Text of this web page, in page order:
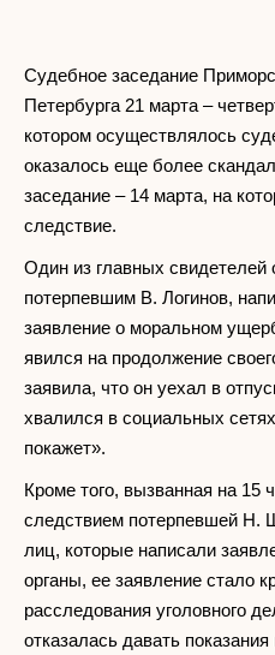
Судебное заседание
Петербурга 21 марта –
котором осуществлялось
оказалось еще более
заседание – 14 марта, на
следствие.
Один из главных свидетелей
потерпевшим В. Логинов,
заявление о моральном
явился на продолжение
заявила, что он уехал в
хвалился в социальных
покажет».
Кроме того, вызванная на 15
следствием потерпевшей Н.
лиц, которые написали
органы, ее заявление стало
расследования уголовного
отказалась давать